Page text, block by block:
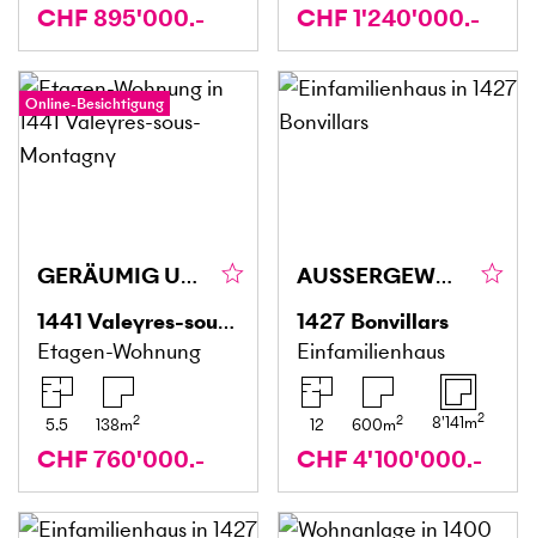
CHF 895'000.- CHF 1'240'000.-
Online-Besichtigung
GERÄUMIG UND RUHIG
1441 Valeyres-sous-Montagny
Etagen-Wohnung
5.5 138m2
CHF 760'000.-
AUSSERGEWÖHNLICH MIT GROSSZÜGIGEM UMSCHWUNG
1427 Bonvillars
Einfamilienhaus
12 600m2 8'141m2
CHF 4'100'000.-